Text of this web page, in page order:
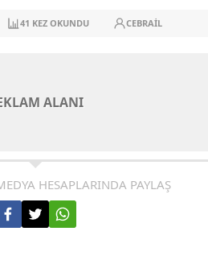
41 KEZ OKUNDU CEBRAIL
ALANI
HESAPLARINDA PAYLAŞ